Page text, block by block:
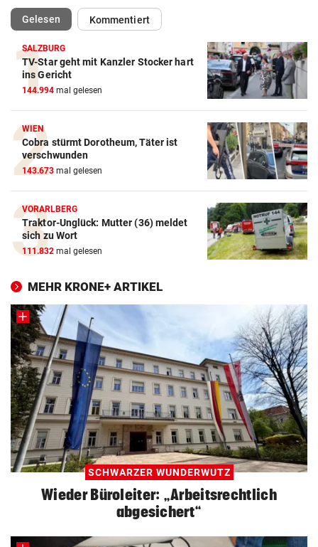
Gelesen(ausgewählt)Kommentiert
SALZBURG
TV-Star geht mit Kanzler Stocker hart
ins Gericht
144.994 mal gelesen
WIEN
Cobra stürmt Dorotheum, Täter ist
verschwunden
143.673 mal gelesen
VORARLBERG
Traktor-Unglück: Mutter (36) meldet
sich zu Wort
111.832 mal gelesen
MEHR KRONE+ ARTIKEL
SCHWARZER WUNDERWUTZ
Wieder Büroleiter: „Arbeitsrechtlich
abgesichert“